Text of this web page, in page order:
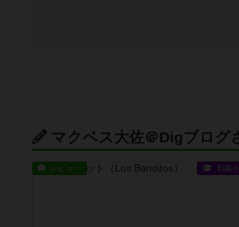
マクベス大佐＠Digブログ
レビュー 戦略